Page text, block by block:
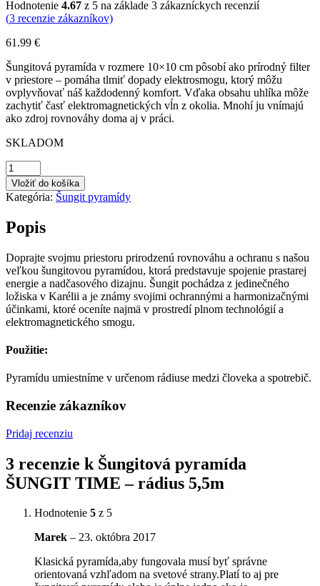
Hodnotenie 4.67 z 5 na základe 3 zákazníckych recenzií
(3 recenzie zákazníkov)
61.99 €
Šungitová pyramída v rozmere 10×10 cm pôsobí ako prírodný filter
v priestore – pomáha tlmiť dopady elektrosmogu, ktorý môžu
ovplyvňovať náš každodenný komfort. Vďaka obsahu uhlíka môže
zachytiť časť elektromagnetických vĺn z okolia. Mnohí ju vnímajú
ako zdroj rovnováhy doma aj v práci.
SKLADOM
množstvo
Šungitová
pyramída
ŠUNGIT
-
5,5m
Vložiť do košíka
Kategória: Šungit pyramídy
Popis
Doprajte svojmu priestoru prirodzenú rovnováhu a ochranu s našou
veľkou šungitovou pyramídou, ktorá predstavuje spojenie prastarej
energie a nadčasového dizajnu. Šungit pochádza z jedinečného
ložiska v Karélii a je známy svojimi ochrannými a harmonizačnými
účinkami, ktoré oceníte najmä v prostredí plnom technológií a
elektromagnetického smogu.
Použitie:
Pyramídu umiestníme v určenom rádiuse medzi človeka a spotrebič.
Recenzie zákazníkov
Pridaj recenziu
3 recenzie k Šungitová pyramída
ŠUNGIT TIME – rádius 5,5m
Hodnotenie 5 z 5
Marek – 23. októbra 2017
Klasická pyramída,aby fungovala musí byť správne
orientovaná vzhľadom na svetové strany.Platí to aj pre